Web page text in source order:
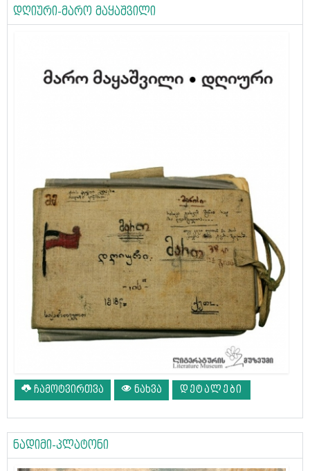
დღიური-მარო მაყაშვილი
ჩამოტვირთვა ნახვა ᲓᲔᲢᲐᲚᲔᲑᲘ
ნადიმი-პლატონი